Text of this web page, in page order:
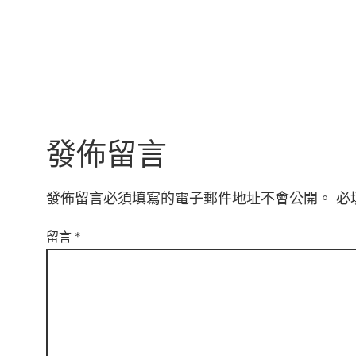
發佈留言
發佈留言必須填寫的電子郵件地址不會公開。 必
留言 *